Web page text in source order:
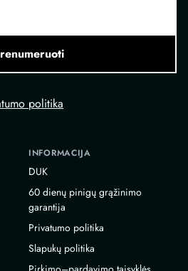
politika
INFORMACIJA
DUK
60 dienų pinigų grąžinimo
garantija
Privatumo politika
Slapukų politika